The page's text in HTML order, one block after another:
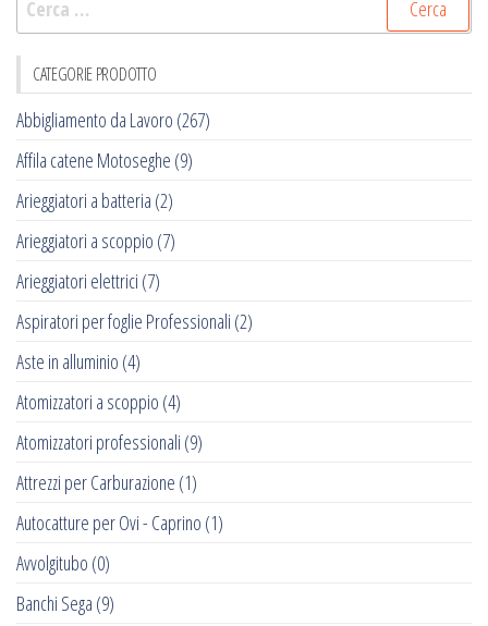
per:
CATEGORIE PRODOTTO
Abbigliamento da Lavoro (267)
Affila catene Motoseghe (9)
Arieggiatori a batteria (2)
Arieggiatori a scoppio (7)
Arieggiatori elettrici (7)
Aspiratori per foglie Professionali (2)
Aste in alluminio (4)
Atomizzatori a scoppio (4)
Atomizzatori professionali (9)
Attrezzi per Carburazione (1)
Autocatture per Ovi - Caprino (1)
Avvolgitubo (0)
Banchi Sega (9)